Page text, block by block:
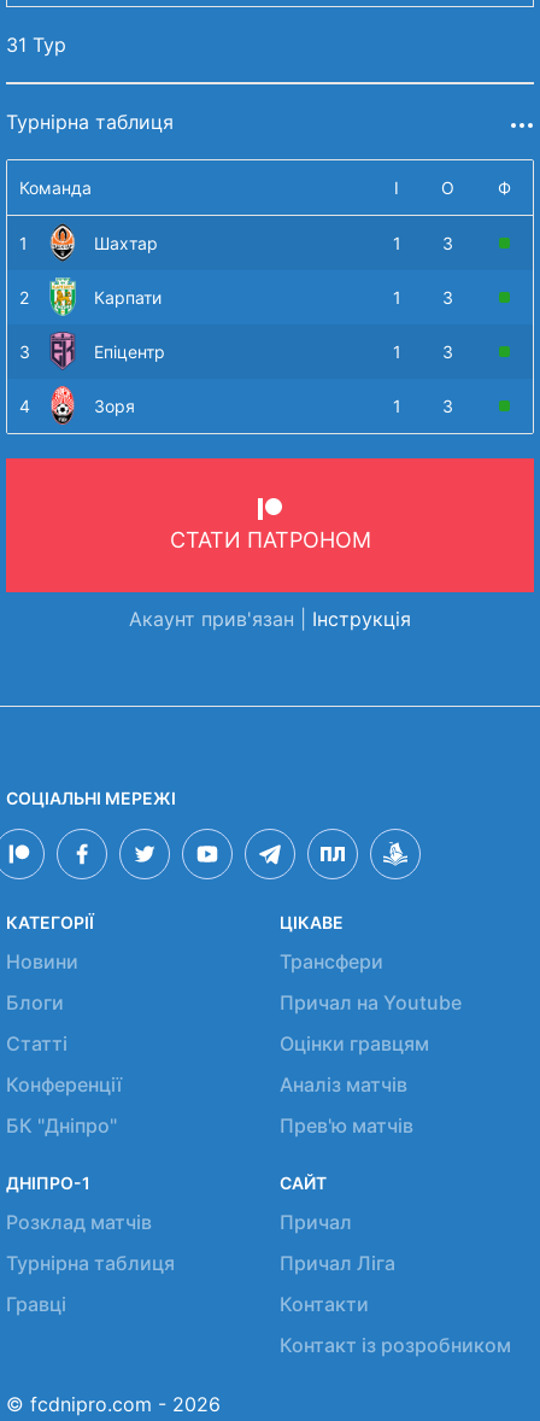
31 Тур
Турнірна таблиця
Команда І О Ф
1 Шахтар 1 3
2 Карпати 1 3
3 Епіцентр 1 3
4 Зоря 1 3
СТАТИ ПАТРОНОМ
Акаунт прив'язан | Інструкція
СОЦІАЛЬНІ МЕРЕЖІ
КАТЕГОРІЇ
Новини
Блоги
Статті
Конференції
БК "Дніпро"
ЦІКАВЕ
Трансфери
Причал на Youtube
Оцінки гравцям
Аналіз матчів
Прев'ю матчів
ДНІПРО-1
Розклад матчів
Турнірна таблиця
Гравці
САЙТ
Причал
Причал Ліга
Контакти
Контакт із розробником
© fcdnipro.com - 2026